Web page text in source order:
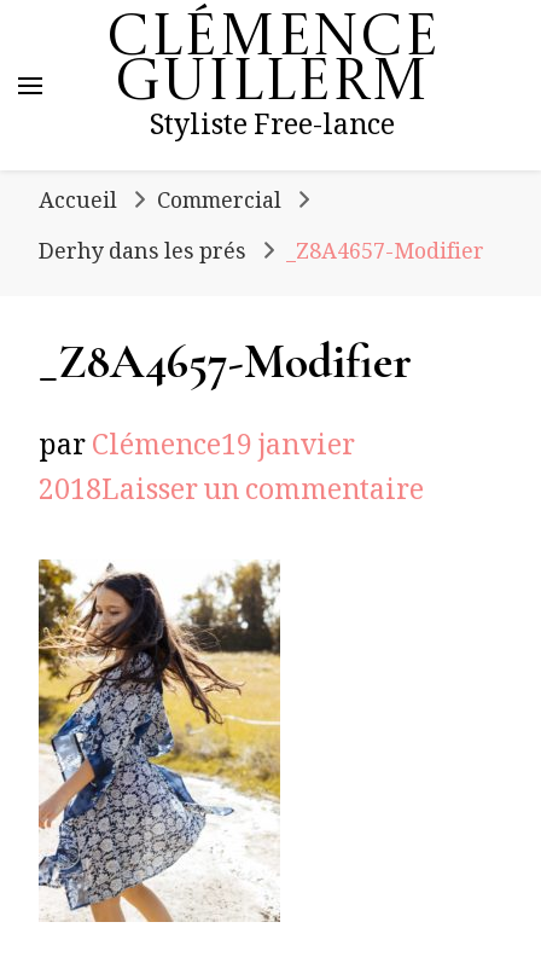
Clémence
Guillerm
Styliste Free-lance
Accueil
Commercial
Derhy dans les prés
_Z8A4657-Modifier
_Z8A4657-Modifier
parClémence19 janvier
2018Laisser un commentaire